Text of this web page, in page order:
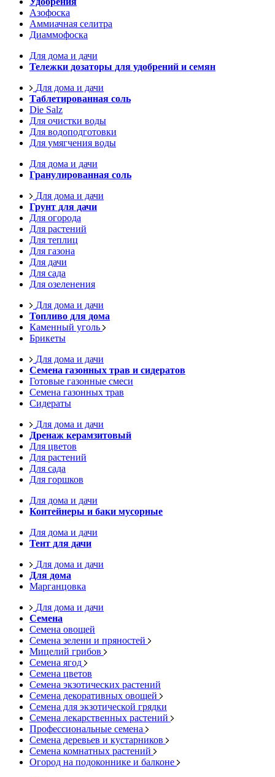
Азофоска
Аммиачная селитра
Диаммофоска
Для дома и дачи
Тележки дозаторы для удобрений и семян
Для дома и дачи
Таблетированная соль
Die Salz
Для очистки воды
Для водоподготовки
Для умягчения воды
Для дома и дачи
Гранулированная соль
Для дома и дачи
Грунт для дачи
Для огорода
Для растений
Для теплиц
Для газона
Для дачи
Для сада
Для озеленения
Для дома и дачи
Топливо для дома
Каменный уголь
Брикеты
Для дома и дачи
Семена газонных трав и сидератов
Готовые газонные смеси
Семена газонных трав
Сидераты
Для дома и дачи
Дренаж керамзитовый
Для цветов
Для растений
Для сада
Для горшков
Для дома и дачи
Контейнеры и баки мусорные
Для дома и дачи
Тент для дачи
Для дома и дачи
Для дома
Марганцовка
Для дома и дачи
Семена
Семена овощей
Семена зелени и пряностей
Мицелий грибов
Семена ягод
Семена цветов
Семена экзотических растений
Семена декоративных овощей
Семена для экзотической грядки
Семена лекарственных растений
Профессиональные семена
Семена деревьев и кустарников
Семена комнатных растений
Огород на подоконнике и балконе